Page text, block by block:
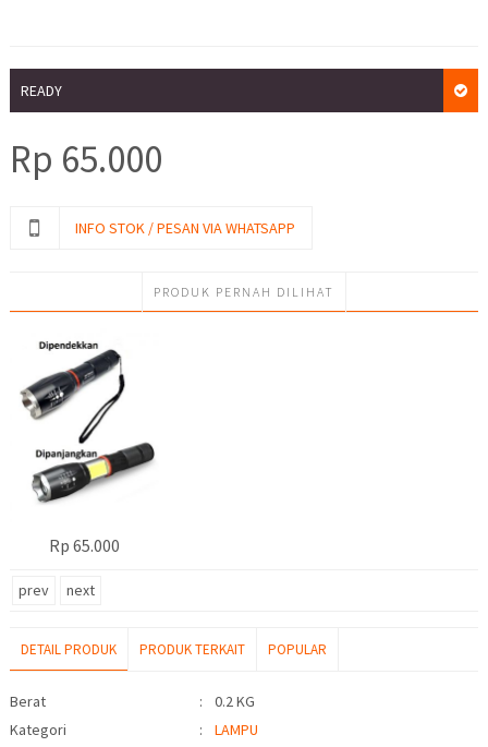
READY
Rp 65.000
INFO STOK / PESAN VIA WHATSAPP
PRODUK PERNAH DILIHAT
Rp 65.000
prev next
DETAIL PRODUK PRODUK TERKAIT POPULAR
Detail Produk
Berat :
0.2 KG
Kategori
: LAMPU